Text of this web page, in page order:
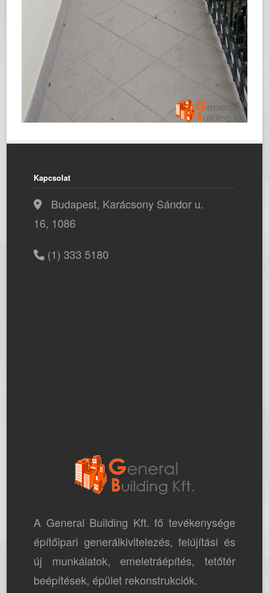
Kapcsolat
Budapest, Karácsony Sándor u.
16, 1086
(1) 333 5180
A General Building Kft. fő tevékenysége
építőipari generálkivitelezés, felújítási és
új munkálatok, emeletráépítés, tetőtér
beépítések, épület rekonstrukciók.